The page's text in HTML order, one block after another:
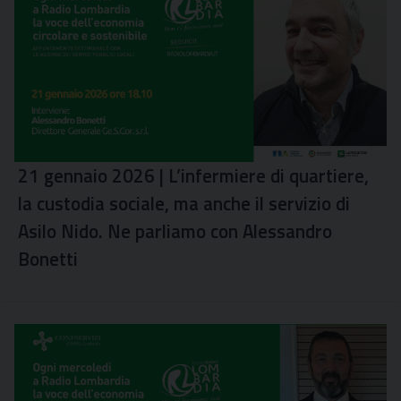
21 gennaio 2026 | L’infermiere di quartiere,
la custodia sociale, ma anche il servizio di
Asilo Nido. Ne parliamo con Alessandro
Bonetti